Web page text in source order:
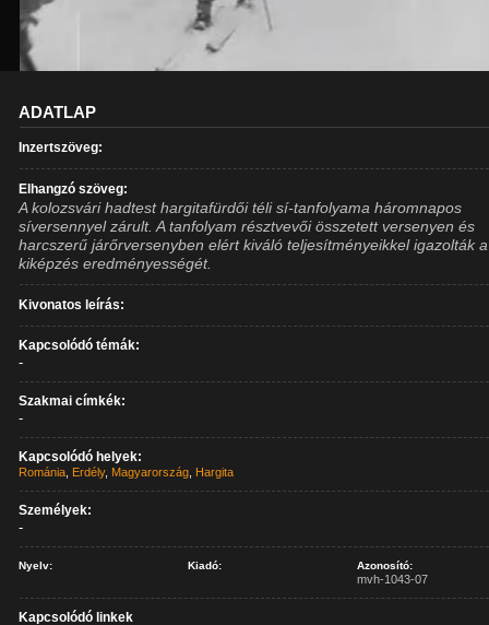
ADATLAP
Inzertszöveg:
Elhangzó szöveg:
A kolozsvári hadtest hargitafürdői téli sí-tanfolyama háromnapos
síversennyel zárult. A tanfolyam résztvevői összetett versenyen és
harcszerű járőrversenyben elért kiváló teljesítményeikkel igazolták a
kiképzés eredményességét.
Kivonatos leírás:
Kapcsolódó témák:
-
Szakmai címkék:
-
Kapcsolódó helyek:
Románia Erdély, Magyarország Hargita
Személyek:
-
Nyelv: Kiadó: Azonosító:
mvh-1043-07
Kapcsolódó linkek